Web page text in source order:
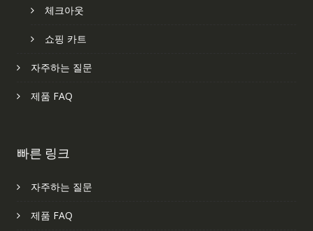
체크아웃
쇼핑 카트
자주하는 질문
제품 FAQ
빠른 링크
자주하는 질문
제품 FAQ